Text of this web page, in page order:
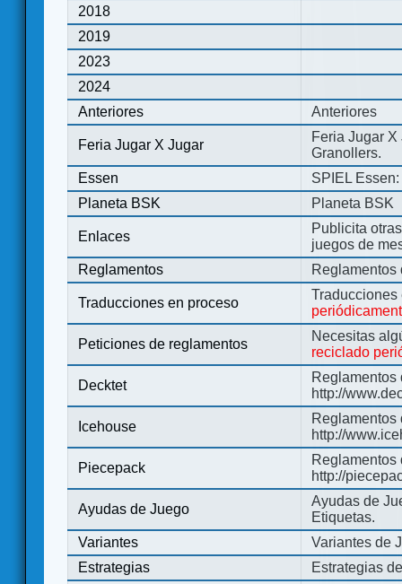
2018
2019
2023
2024
Anteriores
Anteriores
Feria Jugar X Jugar
Feria Jugar
Granollers.
Essen
SPIEL
Planeta BSK
Planeta BSK
Enlaces
Publicita
juegos de
Reglamentos
Reglamentos
Traducciones en proceso
Peticiones de reglamentos
Necesitas
reciclado
Decktet
Reglamentos
http://
Icehouse
Reglamentos
http://
Piecepack
Reglamentos
http://
Ayudas de Juego
Ayudas de
Etiquetas.
Variantes
Variantes de
Estrategias
Estrategias